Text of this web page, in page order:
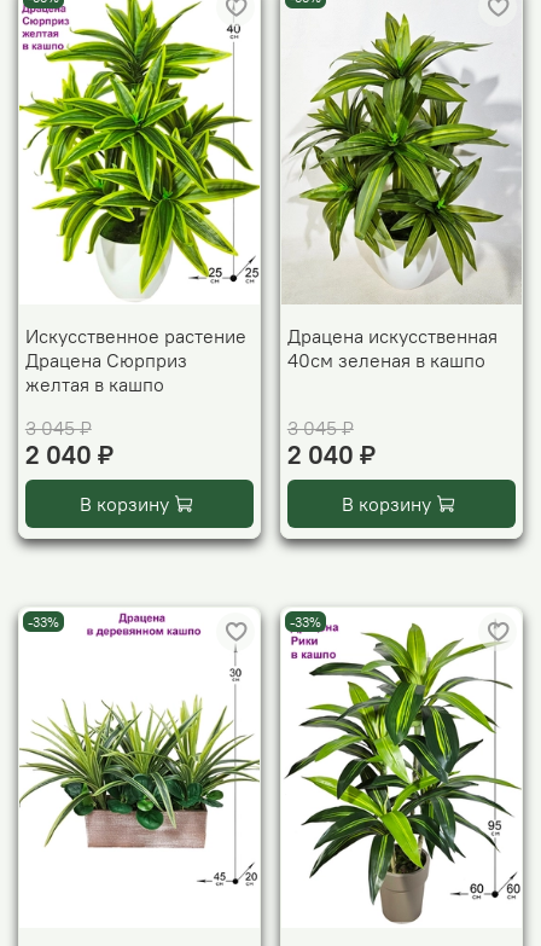
Искусственное растение
Драцена Сюрприз
желтая в кашпо
3 045 ₽
2 040 ₽
В корзину
Драцена искусственная
40см зеленая в кашпо
3 045 ₽
2 040 ₽
В корзину
-33% -33%